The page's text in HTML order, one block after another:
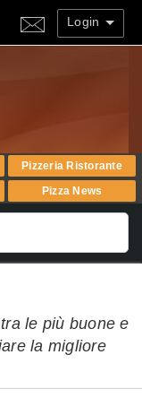
Login
Pizzeria Ristorante
Pizza News
le più buone e
la migliore